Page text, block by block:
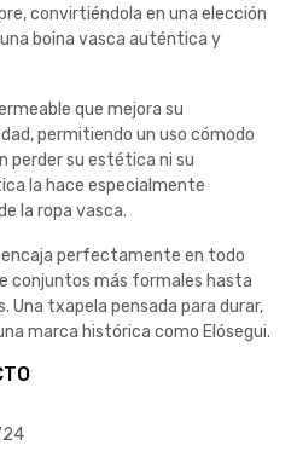
convirtiéndola en una elección
boina vasca auténtica y
que mejora su
permitiendo un uso cómodo
perder su estética ni su
la hace especialmente
la ropa vasca.
perfectamente en todo
conjuntos más formales hasta
Una txapela pensada para durar,
marca histórica como Elósegui.